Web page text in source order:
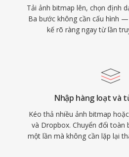
Tải ảnh bitmap lên, chọn định
Ba bước không cần cấu hình
kế rõ ràng ngay từ lần
Nhập hàng loạt và
Kéo thả nhiều ảnh bitmap
và Dropbox. Chuyển đổi toàn
một lần mà không cần lặp lại